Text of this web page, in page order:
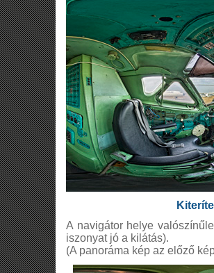
A navigátor helye
iszonyat jó a kilátás).
(A panoráma kép az előző